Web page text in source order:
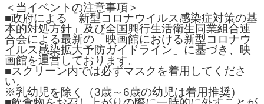
＜当イベントの注意事項＞
■政府による「新型コロナウイルス感染症対策の基
本的対処方針」及び全国興行生活衛生同業組合連
合会による最新の「映画館における新型コロナウ
イルス感染拡大予防ガイドライン」に基づき、映
画館を運営しております。
■スクリーン内では必ずマスクを着用してくださ
い。
※乳幼児を除く（3歳～6歳の幼児は着用推奨）